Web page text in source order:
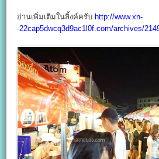
อ่านเพิ่มเติมในลิ้งค์ครับhttp://www.xn-
-22cap5dwcq3d9ac1l0f.com/archives/